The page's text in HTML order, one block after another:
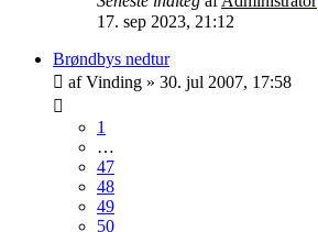
17. sep 2023, 21:12
Brøndbys nedtur
afVinding » 30. jul 2007, 17:58
1
…
47
48
49
50